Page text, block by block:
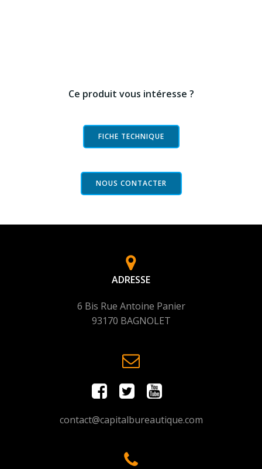
Ce produit vous intéresse ?
FICHE TECHNIQUE
NOUS CONTACTER
ADRESSE
6 Bis Rue Antoine Panier
93170 BAGNOLET
contact@capitalbureautique.com